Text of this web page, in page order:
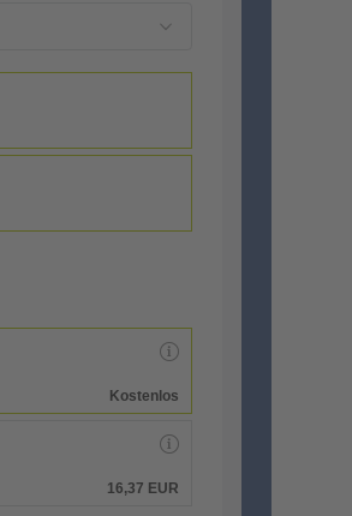
Kostenlos
16,37 EUR